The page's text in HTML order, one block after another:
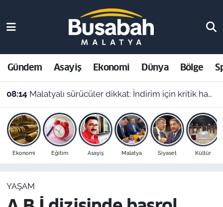
Gündem Asayiş Ekonomi Dünya Bölge
08:14 Malatyalı sürücüler dikkat: İndirim için kritik haber açıklandı
Ekonomi Eğitim Asayiş Malatya Siyaset Kültür
YAŞAM
Asayiş
Ekonomi
Dünya
Bölge
Resmi İlanlar
Malatya Nöbetçi Eczaneler
Malatya Hava Durumu
Malatya Namaz Vakitleri
Malatya Trafik Yoğunluk Haritası
Süper Lig Puan Durumu ve Fikstür
Son Dakika Haberleri